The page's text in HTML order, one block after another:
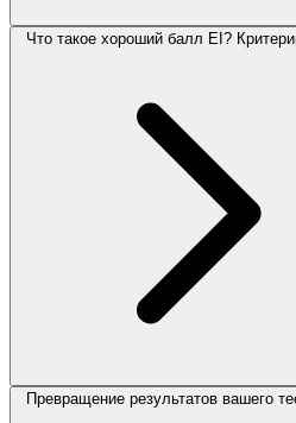
Что такое хороший балл EI?
Превращение результатов вашего